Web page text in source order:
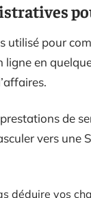
utilisé pour
en
de
vers une
déduire vos